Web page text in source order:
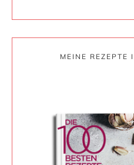
MEINE REZEPTE